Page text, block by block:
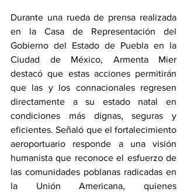
Durante una rueda de prensa realizada
en la Casa de Representación del
Gobierno del Estado de Puebla en la
Ciudad de México, Armenta Mier
destacó que estas acciones permitirán
que las y los connacionales regresen
directamente a su estado natal en
condiciones más dignas, seguras y
eficientes. Señaló que el fortalecimiento
aeroportuario responde a una visión
humanista que reconoce el esfuerzo de
las comunidades poblanas radicadas en
la Unión Americana, quienes